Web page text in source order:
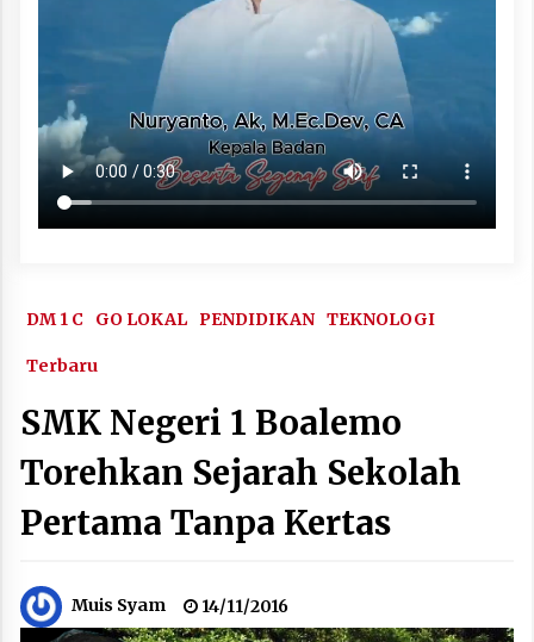
DM 1 C GO LOKAL PENDIDIKAN TEKNOLOGI
Terbaru
SMK Negeri 1 Boalemo
Torehkan Sejarah Sekolah
Pertama Tanpa Kertas
Muis Syam 14/11/2016